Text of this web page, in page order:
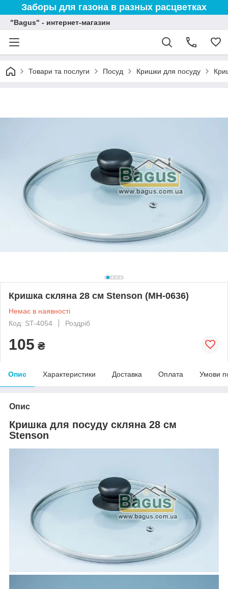
Заборы для газона в разных расцветках
"Bagus" - интернет-магазин
Товари та послуги Посуд Кришки для посуду
Кришка скляна 28 см Stenson (MH-0636)
Немає в наявності
Код: ST-4054
Роздріб
105 ₴
Опис Характеристики Доставка Оплата Умови
Опис
Кришка для посуду скляна 28 см
Stenson